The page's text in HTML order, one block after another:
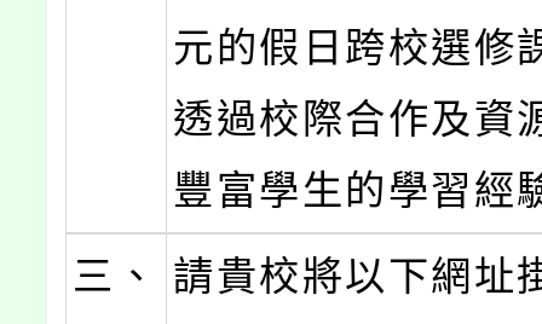
元的假日跨校選修
透過校際合作及資
豐富學生的學習經
三、
請貴校將以下網址